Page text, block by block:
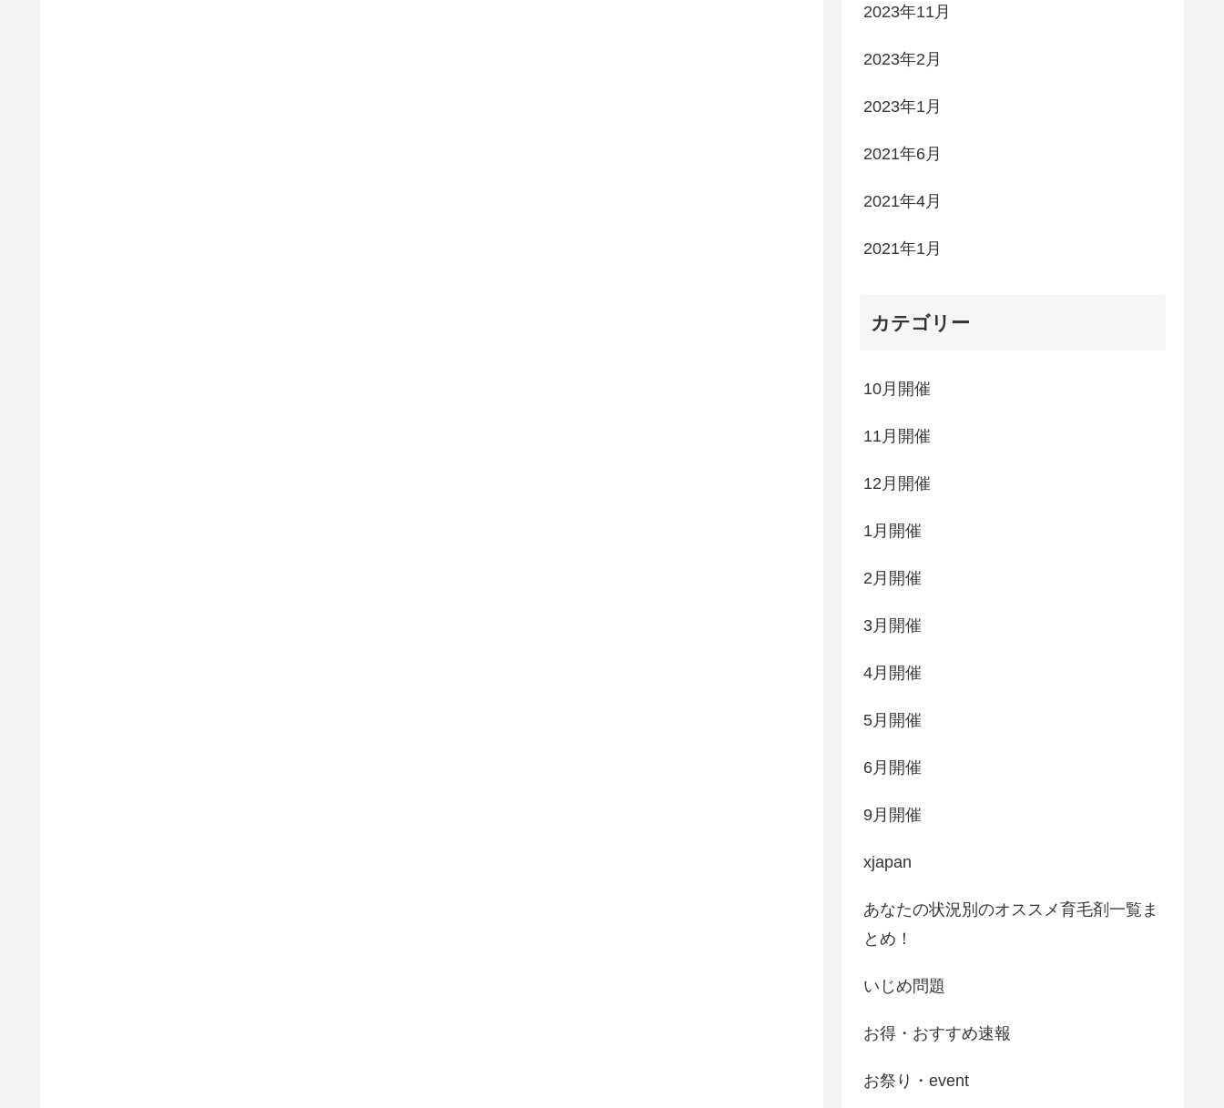
2023年11月
2023年2月
2023年1月
2021年6月
2021年4月
2021年1月
カテゴリー
10月開催
11月開催
12月開催
1月開催
2月開催
3月開催
4月開催
5月開催
6月開催
9月開催
xjapan
あなたの状況別のオススメ育毛剤一覧ま
とめ！
いじめ問題
お得・おすすめ速報
お祭り・event